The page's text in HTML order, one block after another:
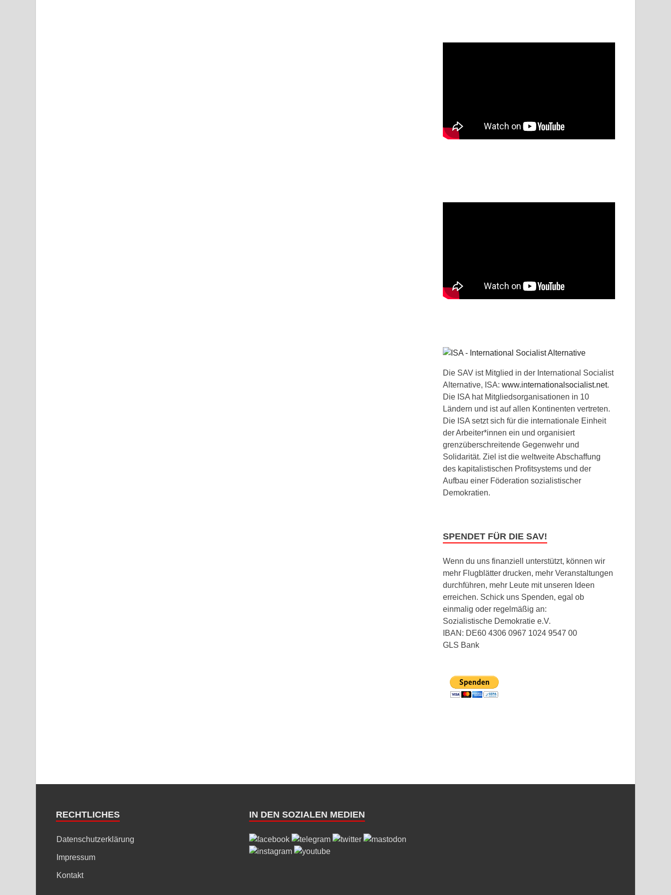
Die SAV ist Mitglied in der International Socialist
Alternative, ISA:www.internationalsocialist.net.
Die ISA hat Mitgliedsorganisationen in 10
Ländern und ist auf allen Kontinenten vertreten.
Die ISA setzt sich für die internationale Einheit
der Arbeiter*innen ein und organisiert
grenzüberschreitende Gegenwehr und
Solidarität. Ziel ist die weltweite Abschaffung
des kapitalistischen Profitsystems und der
Aufbau einer Föderation sozialistischer
Demokratien.
SPENDET FÜR DIE SAV!
Wenn du uns finanziell unterstützt, können wir
mehr Flugblätter drucken, mehr Veranstaltungen
durchführen, mehr Leute mit unseren Ideen
erreichen. Schick uns Spenden, egal ob
einmalig oder regelmäßig an:
Sozialistische Demokratie e.V.
IBAN: DE60 4306 0967 1024 9547 00
GLS Bank
RECHTLICHES
Datenschutzerklärung
Impressum
Kontakt
IN DEN SOZIALEN MEDIEN